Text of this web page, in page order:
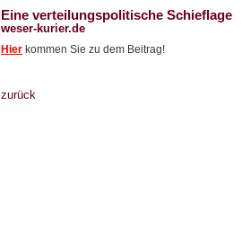
Eine verteilungspolitische Schieflage
weser-kurier.de
Hier kommen Sie zu dem Beitrag!
zurück